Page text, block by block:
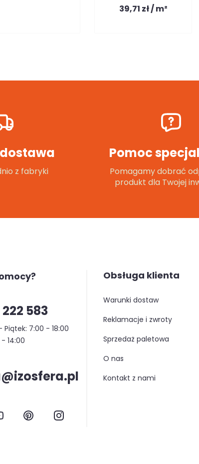
39,71 zł / m²
z fabryki
Pomoc
Pomagamy dobrać
produkt dla Twojej
583
Piątek: 7:00 - 18:00
14:00
Obsługa klienta
warunki dostaw
reklamacje i zwroty
sprzedaż paletowa
o nas
kontakt z nami